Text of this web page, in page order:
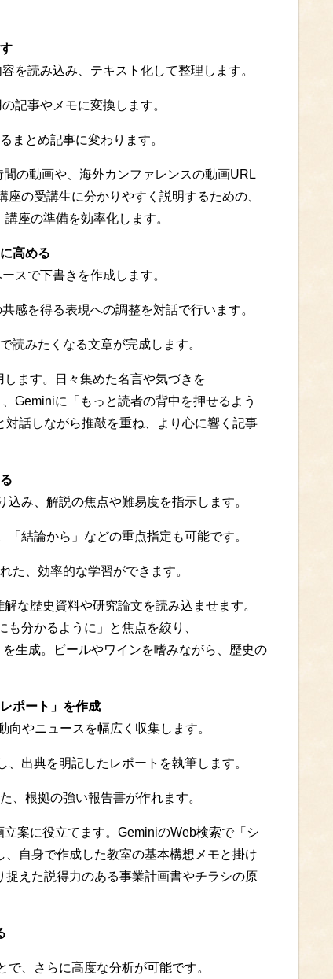
を読み込み、テキスト化して整理します。
記事やメモに変換します。
まとめ記事に変わります。
の動画や、海外カンファレンスの動画URL
の受講生に分かりやすく説明するための、
座の準備を効率化します。
高める
スで下書きを作成します。
感を得る表現への調整を対話で行います。
読みたくなる文章が完成します。
ます。日々集めた名言や気づきを
Geminiに「もっと読者の背中を押せるよう
話しながら推敲を重ね、より心に響く記事
み、解説の焦点や難易度を指示します。
結論から」などの重点指定も可能です。
た、効率的な学習ができます。
な歴史資料や研究論文を読み込ませます。
分かるように」と焦点を絞り、
生成。ビールやワインを嗜みながら、歴史の
ポート」を作成
やニュースを幅広く収集します。
出典を明記したレポートを執筆します。
、根拠の強い報告書が作れます。
案に役立てます。GeminiのWeb検索で「シ
自身で作成した教室の基本構想メモと掛け
えた説得力のある事業計画書やチラシの原
、さらに高度な分析が可能です。